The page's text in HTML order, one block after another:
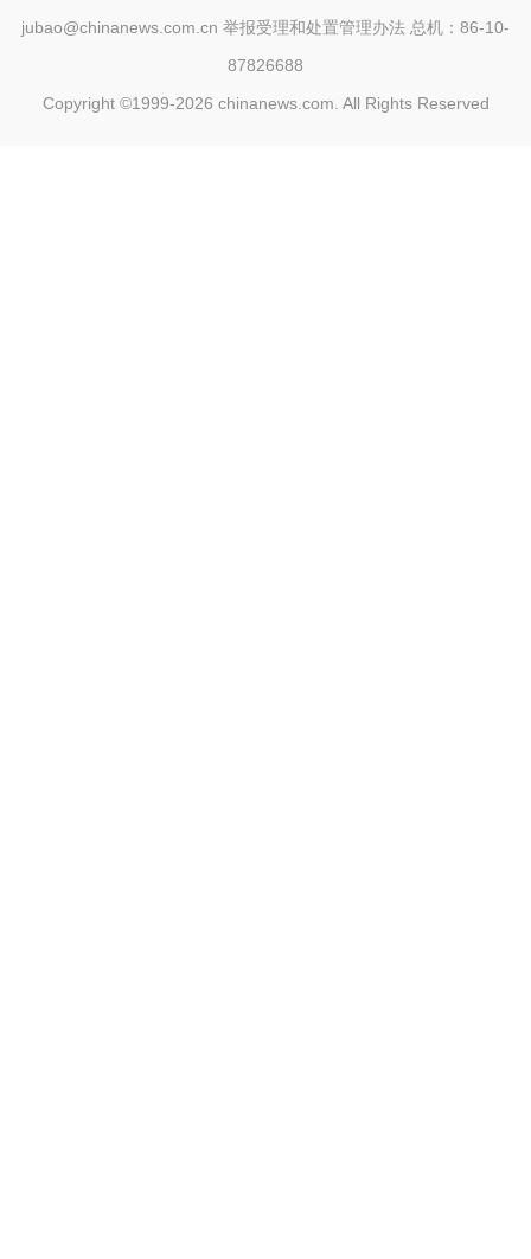
jubao@chinanews.com.cn 举报受理和处置管理办法 总机：86-10-
87826688
Copyright ©1999-2026 chinanews.com. All Rights Reserved